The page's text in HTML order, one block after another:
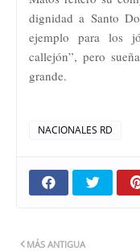
dignidad a Santo
ejemplo para los
callejón”, pero
grande.
NACIONALES RD
MÁS ANTIGUA